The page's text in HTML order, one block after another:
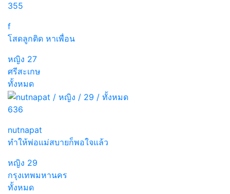
355
f
โสดลูกติด หาเพื่อน
หญิง 27
ศรีสะเกษ
ทั้งหมด
636
nutnapat
ทำให้พ่อแม่สบายก็พอใจแล้ว
หญิง 29
กรุงเทพมหานคร
ทั้งหมด